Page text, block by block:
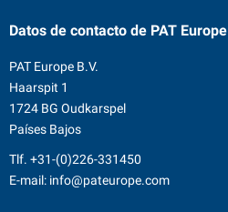
Datos de contacto de PAT Europe
PAT Europe B.V.
Haarspit 1
1724 BG Oudkarspel
Países Bajos
Tlf. +31-(0)226-331450
E-mail: info@pateurope.com